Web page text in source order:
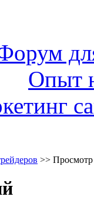
Опыт
>>